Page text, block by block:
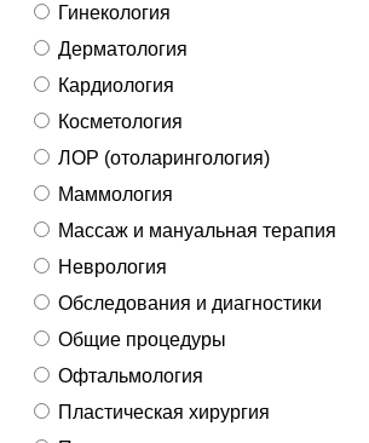
Гинекология
Дерматология
Кардиология
Косметология
ЛОР (отоларингология)
Маммология
Массаж и мануальная терапия
Неврология
Обследования и диагностики
Общие процедуры
Офтальмология
Пластическая хирургия